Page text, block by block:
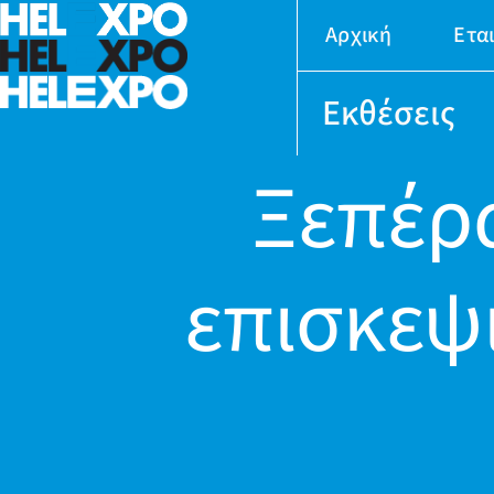
Αρχική
Εκθέσεις